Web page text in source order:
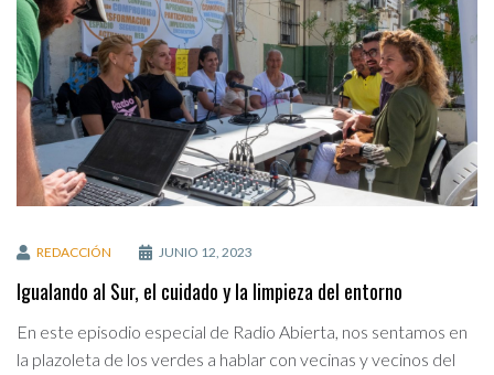
REDACCIÓN JUNIO 12, 2023
Igualando al Sur, el cuidado y la limpieza del entorno
En este episodio especial de Radio Abierta, nos sentamos en
la plazoleta de los verdes a hablar con vecinas y vecinos del